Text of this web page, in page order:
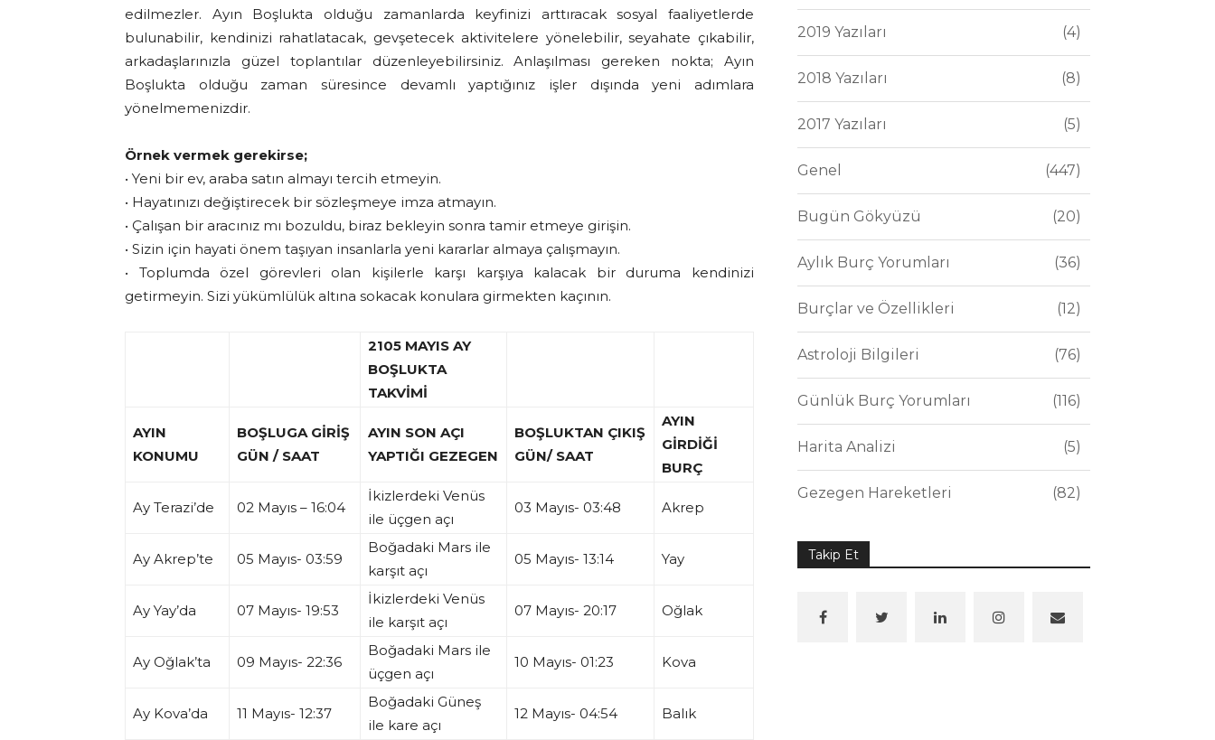
edilmezler. Ayın Boşlukta olduğu zamanlarda keyfinizi arttıracak sosyal faaliyetlerde
bulunabilir, kendinizi rahatlatacak, gevşetecek aktivitelere yönelebilir, seyahate çıkabilir,
arkadaşlarınızla güzel toplantılar düzenleyebilirsiniz. Anlaşılması gereken nokta; Ayın
Boşlukta olduğu zaman süresince devamlı yaptığınız işler dışında yeni adımlara
yönelmemenizdir.
Örnek vermek gerekirse;
• Yeni bir ev, araba satın almayı tercih etmeyin.
• Hayatınızı değiştirecek bir sözleşmeye imza atmayın.
• Çalışan bir aracınız mı bozuldu, biraz bekleyin sonra tamir etmeye girişin.
• Sizin için hayati önem taşıyan insanlarla yeni kararlar almaya çalışmayın.
• Toplumda özel görevleri olan kişilerle karşı karşıya kalacak bir duruma kendinizi
getirmeyin. Sizi yükümlülük altına sokacak konulara girmekten kaçının.
2105 MAYIS AY
BOŞLUKTA
TAKVİMİ
AYIN
KONUMU
BOŞLUGA GİRİŞ
GÜN / SAAT
AYIN SON AÇI
YAPTIĞI GEZEGEN
BOŞLUKTAN ÇIKIŞ
GÜN/ SAAT
AYIN
GİRDİĞİ
BURÇ
Ay Terazi’de 02 Mayıs – 16:04
İkizlerdeki Venüs
ile üçgen açı
03 Mayıs- 03:48 Akrep
Ay Akrep’te 05 Mayıs- 03:59
Boğadaki Mars ile
karşıt açı
05 Mayıs- 13:14 Yay
Ay Yay’da 07 Mayıs- 19:53
İkizlerdeki Venüs
ile karşıt açı
07 Mayıs- 20:17 Oğlak
Ay Oğlak’ta 09 Mayıs- 22:36
Boğadaki Mars ile
üçgen açı
10 Mayıs- 01:23 Kova
Ay Kova’da 11 Mayıs- 12:37
Boğadaki Güneş
ile kare açı
12 Mayıs- 04:54 Balık
2019 Yazıları 4
2018 Yazıları 8
2017 Yazıları 5
Genel 447
Bugün Gökyüzü 20
Aylık Burç Yorumları 36
Burçlar ve Özellikleri 12
Astroloji Bilgileri 76
Günlük Burç Yorumları 116
Harita Analizi 5
Gezegen Hareketleri 82
Takip Et